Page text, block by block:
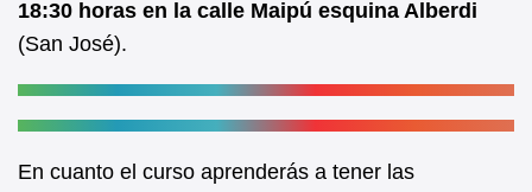
18:30 horas en la calle Maipú esquina Alberdi
(San José).
En cuanto el curso aprenderás a tener las